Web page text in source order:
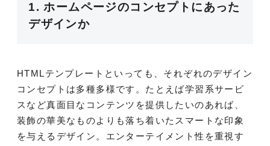
1. ホームページのコンセプトにあった
デザインか
HTMLテンプレートといっても、それぞれのデザイン
コンセプトは多種多様です。たとえば学習系サービ
スなど真面目なコンテンツを提供したいのあれば、
装飾の華美なものよりも落ち着いたスマートな印象
を与えるデザイン。エンターテイメント性を重視す